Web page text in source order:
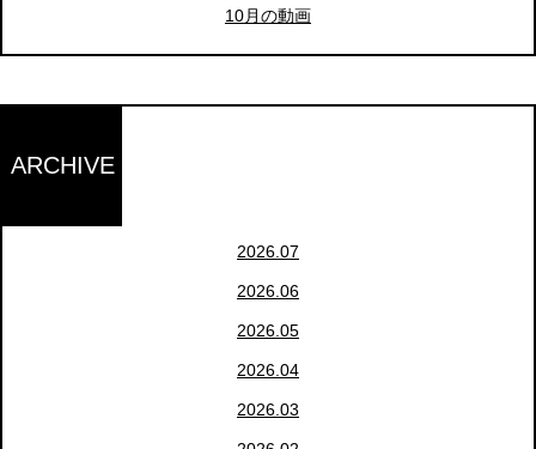
10月の動画
ARCHIVE
2026.07
2026.06
2026.05
2026.04
2026.03